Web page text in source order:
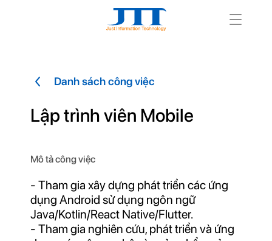
Danh sách công việc
Lập trình viên Mobile
Mô tả công việc
- Tham gia xây dựng phát triển các ứng
dụng Android sử dụng ngôn ngữ
Java/Kotlin/React Native/Flutter.
- Tham gia nghiên cứu, phát triển và ứng